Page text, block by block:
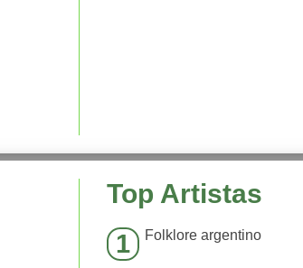
Top Artistas
1 Folklore argentino